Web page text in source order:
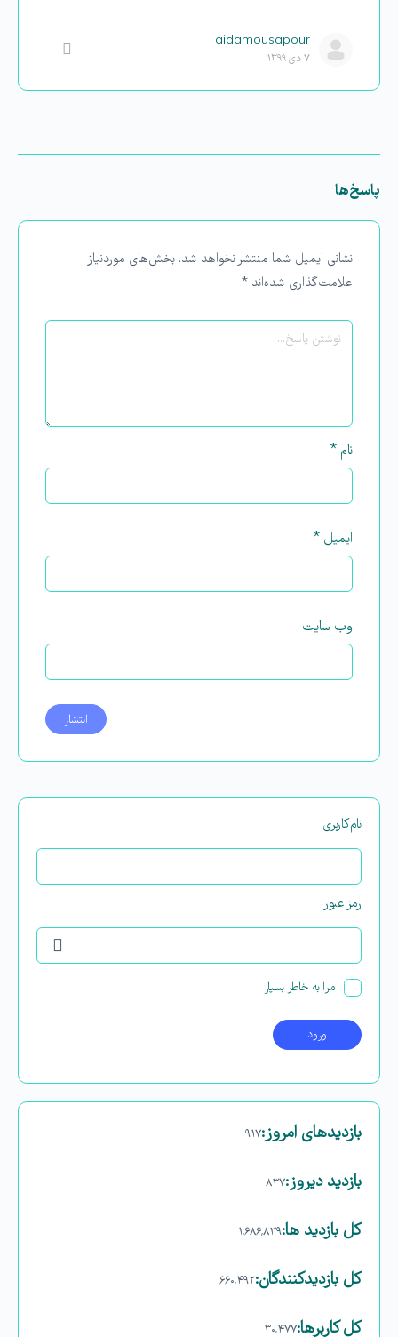
aidamousapour
۷ دی ۱۳۹۹
پاسخ‌ها
نشانی ایمیل شما منتشر نخواهد شد. بخش‌های موردنیاز
علامت‌گذاری شده‌اند *
نام *
ایمیل *
وب‌ سایت
نام‌کاربری
رمز عبور
مرا به خاطر بسپار
بازدیدهای امروز:۹۱۷
بازدید دیروز:۸۳۷
کل بازدید ها:۱,۶۸۶,۸۳۹
کل بازدیدکنند‌گان:۶۶۰,۴۹۲
کل کاربرها:۳۰,۴۷۷